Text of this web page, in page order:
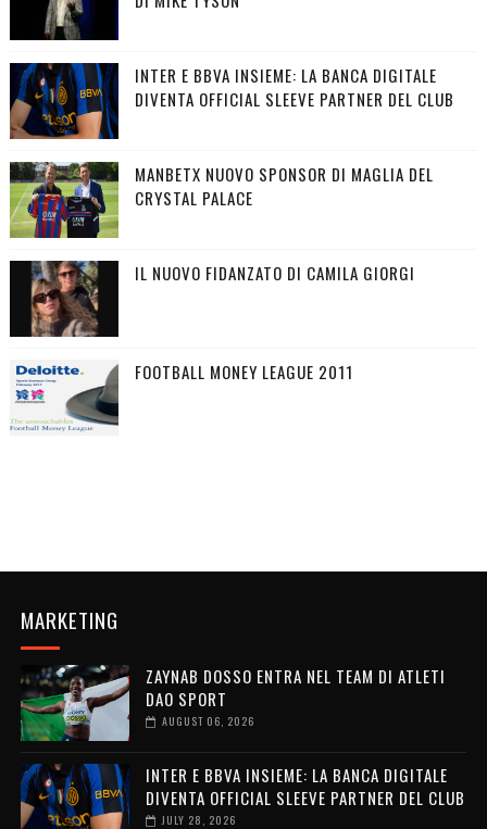
INTER E BBVA INSIEME: LA BANCA DIGITALE
DIVENTA OFFICIAL SLEEVE PARTNER DEL CLUB
MANBETX NUOVO SPONSOR DI MAGLIA DEL
CRYSTAL PALACE
IL NUOVO FIDANZATO DI CAMILA GIORGI
FOOTBALL MONEY LEAGUE 2011
MARKETING
ZAYNAB DOSSO ENTRA NEL TEAM DI ATLETI
DAO SPORT
AUGUST 06, 2026
INTER E BBVA INSIEME: LA BANCA DIGITALE
DIVENTA OFFICIAL SLEEVE PARTNER DEL CLUB
JULY 28, 2026